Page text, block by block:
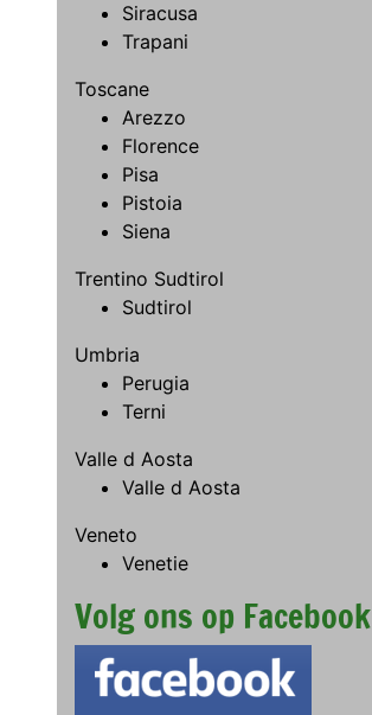
Siracusa
Trapani
Toscane
Arezzo
Florence
Pisa
Pistoia
Siena
Trentino Sudtirol
Sudtirol
Umbria
Perugia
Terni
Valle d Aosta
Valle d Aosta
Veneto
Venetie
Volg ons op Facebook